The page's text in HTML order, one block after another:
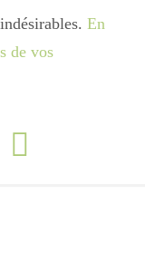
En
de vos